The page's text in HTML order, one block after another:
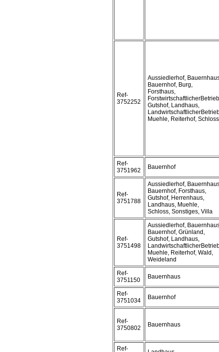
Ref-
3752252
Aussiedlerhof,
Bauernhof, Burg,
Forsthaus,
Gutshof, Landhaus,
Muehle, Reiterhof, Schloss
Ref-
3751962
Bauernhof
Ref-
3751788
Aussiedlerhof,
Bauernhof, Forsthaus,
Gutshof, Herrenhaus,
Landhaus, Muehle,
Schloss, Sonstiges, Villa
Ref-
3751498
Aussiedlerhof,
Bauernhof, Grünland,
Gutshof, Landhaus,
Muehle, Reiterhof, Wald,
Weideland
Ref-
3751150
Bauernhaus
Ref-
3751034
Bauernhof
Ref-
3750802
Bauernhaus
Ref-